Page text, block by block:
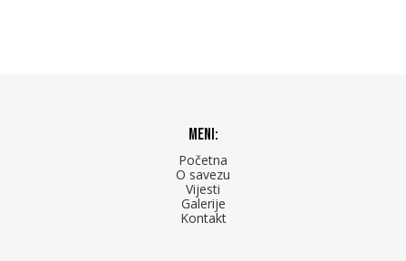
Meni:
Početna
O savezu
Vijesti
Galerije
Kontakt